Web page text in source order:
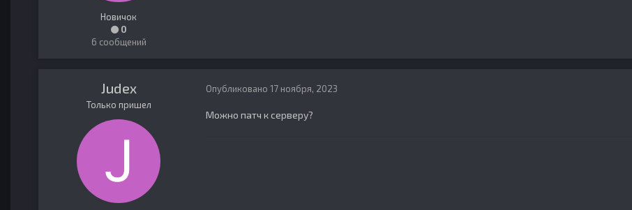
Новичок
0
6 сообщений
Judex
Только пришел
Опубликовано 17 ноября, 2023
Можно патч к серверу?